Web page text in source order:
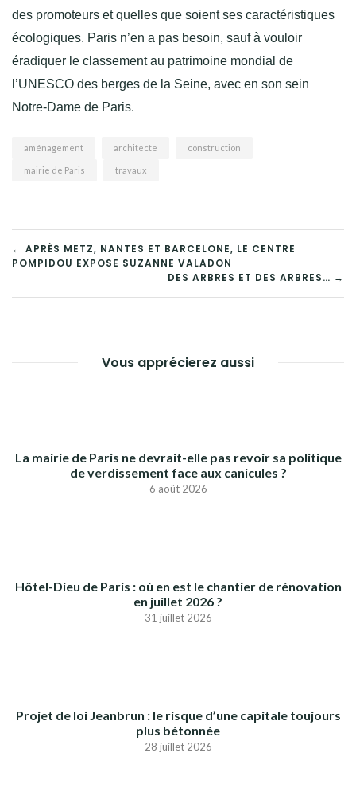
des promoteurs et quelles que soient ses caractéristiques
écologiques. Paris n’en a pas besoin, sauf à vouloir
éradiquer le classement au patrimoine mondial de
l’UNESCO des berges de la Seine, avec en son sein
Notre-Dame de Paris.
aménagement architecte construction
mairie de Paris travaux
NAVIGATION
DE
← APRÈS METZ, NANTES ET BARCELONE, LE CENTRE
POMPIDOU EXPOSE SUZANNE VALADON
DES ARBRES ET DES ARBRES… →
Vous apprécierez aussi
La mairie de Paris ne devrait-elle pas revoir sa politique
de verdissement face aux canicules ?
6 août 2026
Hôtel-Dieu de Paris : où en est le chantier de rénovation
en juillet 2026 ?
31 juillet 2026
Projet de loi Jeanbrun : le risque d’une capitale toujours
plus bétonnée
28 juillet 2026